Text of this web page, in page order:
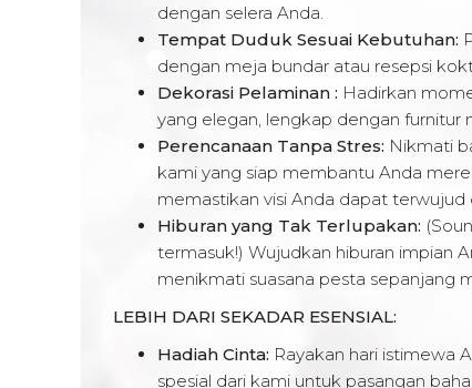
dengan selera Anda.
Tempat Duduk Sesuai Kebutuhan:
dengan meja bundar atau resepsi
Dekorasi Pelaminan : Hadirkan
yang elegan, lengkap dengan furnitur
Perencanaan Tanpa Stres: Nikmati
kami yang siap membantu Anda
memastikan visi Anda dapat terwujud
Hiburan yang Tak Terlupakan:
termasuk!) Wujudkan hiburan impian
menikmati suasana pesta sepanjang
LEBIH DARI SEKADAR ESENSIAL:
Hadiah Cinta: Rayakan hari istimewa
spesial dari kami untuk pasangan